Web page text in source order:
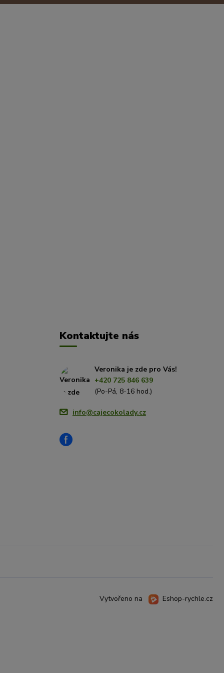
Kontaktujte nás
Veronika je zde pro Vás!
+420 725 846 639
(Po-Pá, 8-16 hod.)
info@cajecokolady.cz
Vytvořeno na Eshop-rychle.cz